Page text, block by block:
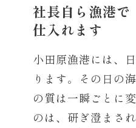
社長自ら漁港で
仕入れます
小田原漁港には、
ります。その日の
の質は一瞬ごとに
のは、研ぎ澄まさ